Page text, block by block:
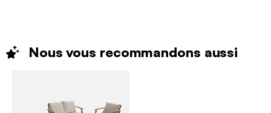
Nous vous recommandons aussi